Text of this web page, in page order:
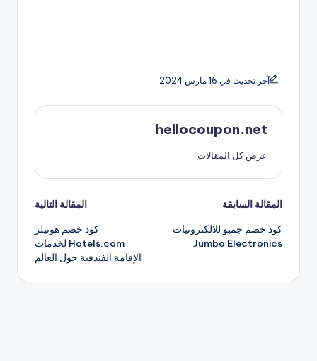
آخر تحديث في 16 مارس 2024
hellocoupon.net
عرض كل المقالات
تصفّح
المقالات
المقالة السابقة
كود خصم جمبو للالكترونيات
Jumbo Electronics
المقالة التالية
كود خصم هوتيلز
Hotels.com لخدمات
الإقامة الفندقية حول العالم